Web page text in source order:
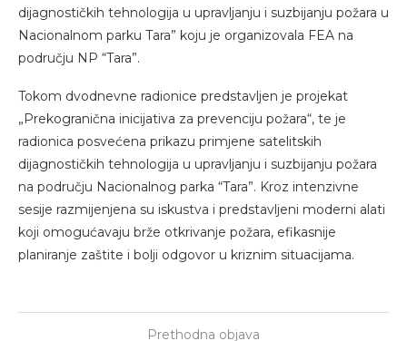
dijagnostičkih tehnologija u upravljanju i suzbijanju požara u
Nacionalnom parku Tara” koju je organizovala FEA na
području NP “Tara”.
Tokom dvodnevne radionice predstavljen je projekat
„Prekogranična inicijativa za prevenciju požara“, te je
radionica posvećena prikazu primjene satelitskih
dijagnostičkih tehnologija u upravljanju i suzbijanju požara
na području Nacionalnog parka “Tara”. Kroz intenzivne
sesije razmijenjena su iskustva i predstavljeni moderni alati
koji omogućavaju brže otkrivanje požara, efikasnije
planiranje zaštite i bolji odgovor u kriznim situacijama.
Prethodna objava